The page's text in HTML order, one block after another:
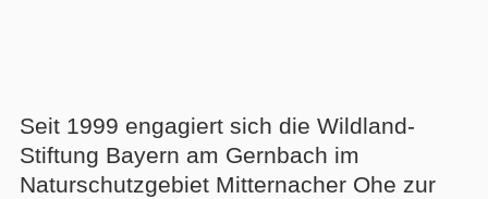
Seit 1999 engagiert sich die Wildland-
Stiftung Bayern am Gernbach im
Naturschutzgebiet Mitternacher Ohe zur